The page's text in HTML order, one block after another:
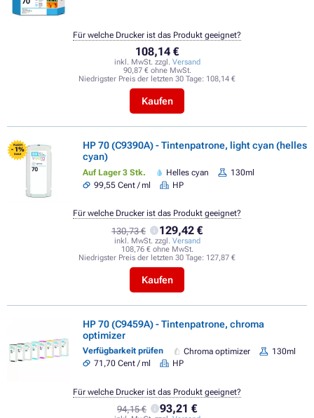
108,14 €
inkl. MwSt. zzgl. Versand
90,87 € ohne MwSt.
Niedrigster Preis der letzten 30 Tage: 108,14 €
Kaufen
Für welche Drucker ist das Produkt geeignet?
FLASH
- 1%
SALE
HP 70 (C9390A) - Tintenpatrone, light cyan (helles
cyan)
Auf Lager 3 Stk. Helles cyan
130ml
99,55 Cent / ml
HP
130,73 € 129,42 €
inkl. MwSt. zzgl. Versand
108,76 € ohne MwSt.
Niedrigster Preis der letzten 30 Tage: 127,87 €
Kaufen
Für welche Drucker ist das Produkt geeignet?
HP 70 (C9459A) - Tintenpatrone, chroma
optimizer
Verfügbarkeit prüfen Chroma optimizer
130ml
71,70 Cent / ml
HP
94,15 € 93,21 €
Für welche Drucker ist das Produkt geeignet?